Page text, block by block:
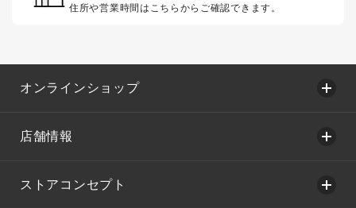
住所や営業時間はこちらからご確認できます。
オンラインショップ
店舗情報
ストアコンセプト